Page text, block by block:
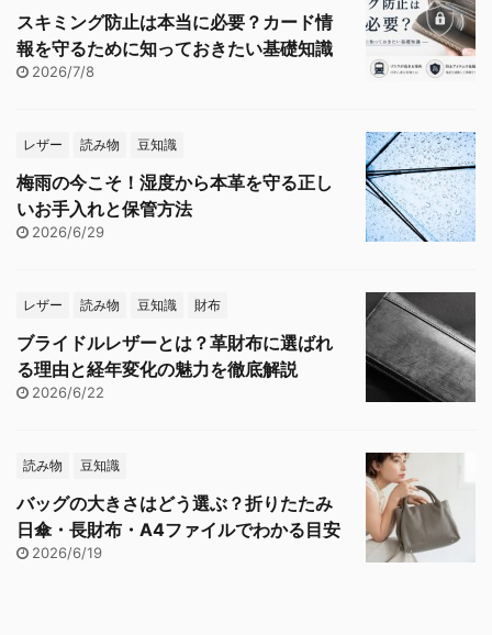
スキミング防止は本当に必要？カード情
報を守るために知っておきたい基礎知識
2026/7/8
レザー 読み物 豆知識
梅雨の今こそ！湿度から本革を守る正し
いお手入れと保管方法
2026/6/29
レザー 読み物 豆知識 財布
ブライドルレザーとは？革財布に選ばれ
る理由と経年変化の魅力を徹底解説
2026/6/22
読み物 豆知識
バッグの大きさはどう選ぶ？折りたたみ
日傘・長財布・A4ファイルでわかる目安
2026/6/19